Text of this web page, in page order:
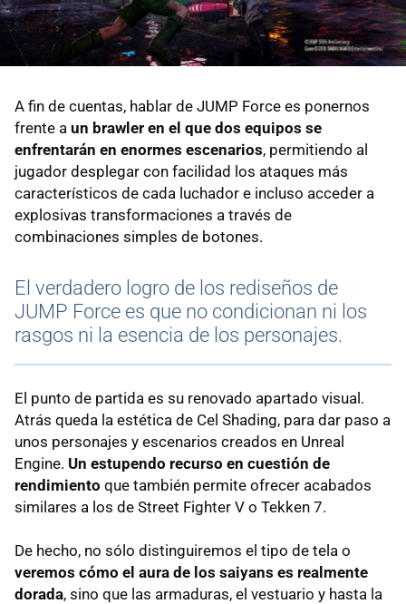
A fin de cuentas, hablar de JUMP Force es ponernos
frente a un brawler en el que dos equipos se
enfrentarán en enormes escenarios, permitiendo al
jugador desplegar con facilidad los ataques más
característicos de cada luchador e incluso acceder a
explosivas transformaciones a través de
combinaciones simples de botones.
El verdadero logro de los rediseños de
JUMP Force es que no condicionan ni los
rasgos ni la esencia de los personajes.
El punto de partida es su renovado apartado visual.
Atrás queda la estética de Cel Shading, para dar paso a
unos personajes y escenarios creados en Unreal
Engine. Un estupendo recurso en cuestión de
rendimiento que también permite ofrecer acabados
similares a los de Street Fighter V o Tekken 7.
De hecho, no sólo distinguiremos el tipo de tela o
veremos cómo el aura de los saiyans es realmente
dorada, sino que las armaduras, el vestuario y hasta la